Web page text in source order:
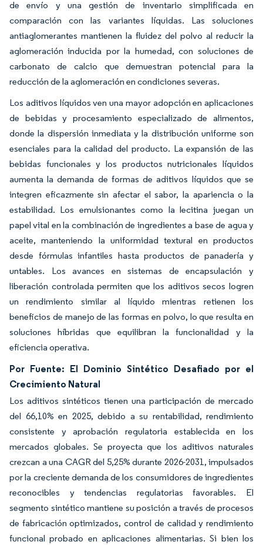
de envío y una gestión de inventario simplificada en
comparación con las variantes líquidas. Las soluciones
antiaglomerantes mantienen la fluidez del polvo al reducir la
aglomeración inducida por la humedad, con soluciones de
carbonato de calcio que demuestran potencial para la
reducción de la aglomeración en condiciones severas.
Los aditivos líquidos ven una mayor adopción en aplicaciones
de bebidas y procesamiento especializado de alimentos,
donde la dispersión inmediata y la distribución uniforme son
esenciales para la calidad del producto. La expansión de las
bebidas funcionales y los productos nutricionales líquidos
aumenta la demanda de formas de aditivos líquidos que se
integren eficazmente sin afectar el sabor, la apariencia o la
estabilidad. Los emulsionantes como la lecitina juegan un
papel vital en la combinación de ingredientes a base de agua y
aceite, manteniendo la uniformidad textural en productos
desde fórmulas infantiles hasta productos de panadería y
untables. Los avances en sistemas de encapsulación y
liberación controlada permiten que los aditivos secos logren
un rendimiento similar al líquido mientras retienen los
beneficios de manejo de las formas en polvo, lo que resulta en
soluciones híbridas que equilibran la funcionalidad y la
eficiencia operativa.
Por Fuente: El Dominio Sintético Desafiado por el
Crecimiento Natural
Los aditivos sintéticos tienen una participación de mercado
del 66,10% en 2025, debido a su rentabilidad, rendimiento
consistente y aprobación regulatoria establecida en los
mercados globales. Se proyecta que los aditivos naturales
crezcan a una CAGR del 5,25% durante 2026-2031, impulsados
por la creciente demanda de los consumidores de ingredientes
reconocibles y tendencias regulatorias favorables. El
segmento sintético mantiene su posición a través de procesos
de fabricación optimizados, control de calidad y rendimiento
funcional probado en aplicaciones alimentarias. Si bien los